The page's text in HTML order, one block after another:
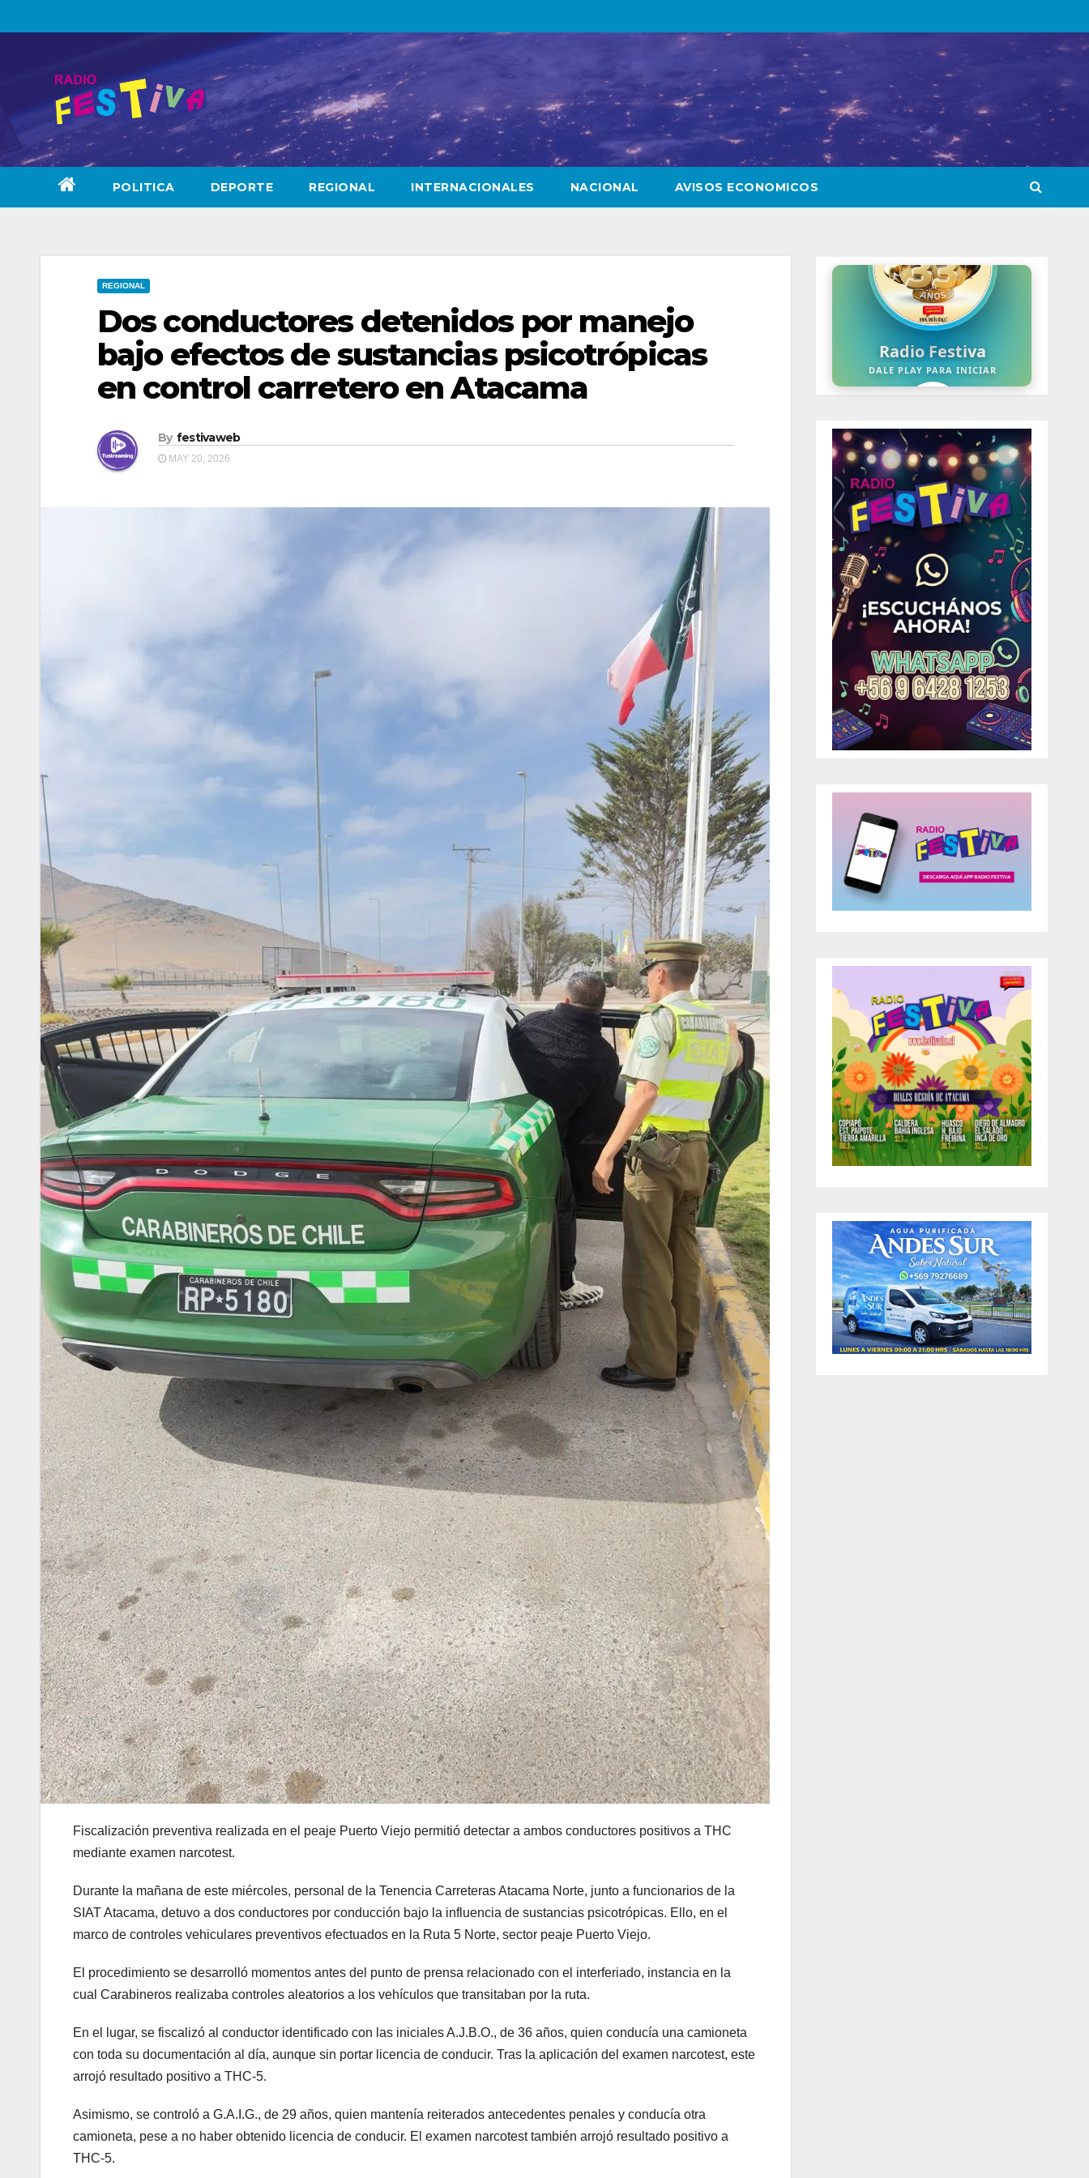
to
POLITICA DEPORTE REGIONAL INTERNACIONALES NACIONAL AVISOS ECONOMICOS
REGIONAL
Dos conductores detenidos por manejo
bajo efectos de sustancias psicotrópicas
en control carretero en Atacama
By festivaweb
MAY 20, 2026
Fiscalización preventiva realizada en el peaje Puerto Viejo permitió detectar a ambos conductores positivos a THC
mediante examen narcotest.
Durante la mañana de este miércoles, personal de la Tenencia Carreteras Atacama Norte, junto a funcionarios de la
SIAT Atacama, detuvo a dos conductores por conducción bajo la influencia de sustancias psicotrópicas. Ello, en el
marco de controles vehiculares preventivos efectuados en la Ruta 5 Norte, sector peaje Puerto Viejo.
El procedimiento se desarrolló momentos antes del punto de prensa relacionado con el interferiado, instancia en la
cual Carabineros realizaba controles aleatorios a los vehículos que transitaban por la ruta.
En el lugar, se fiscalizó al conductor identificado con las iniciales A.J.B.O., de 36 años, quien conducía una camioneta
con toda su documentación al día, aunque sin portar licencia de conducir. Tras la aplicación del examen narcotest, este
arrojó resultado positivo a THC-5.
Asimismo, se controló a G.A.I.G., de 29 años, quien mantenía reiterados antecedentes penales y conducía otra
camioneta, pese a no haber obtenido licencia de conducir. El examen narcotest también arrojó resultado positivo a
THC-5.